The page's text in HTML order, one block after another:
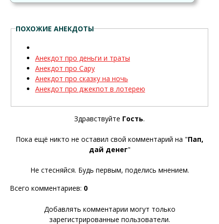
ПОХОЖИЕ АНЕКДОТЫ
Анекдот про деньги и траты
Анекдот про Сару
Анекдот про сказку на ночь
Анекдот про джекпот в лотерею
Здравствуйте Гость.
Пока ещё никто не оставил свой комментарий на "Пап,
дай денег"
Не стесняйся. Будь первым, поделись мнением.
Всего комментариев: 0
Добавлять комментарии могут только
зарегистрированные пользователи.